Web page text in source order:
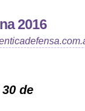
2016
de